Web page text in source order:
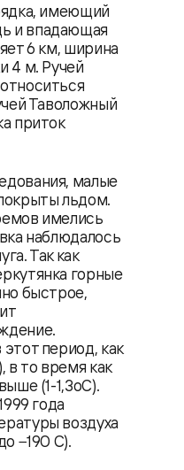
имеющий
и впадающая
6 км, ширина
4 м. Ручей
Таволожный
приток
малые
льдом.
имелись
наблюдалось
Так как
горные
быстрое,
период, как
в то время как
(1-1,3оС).
года
воздуха
−190 С).